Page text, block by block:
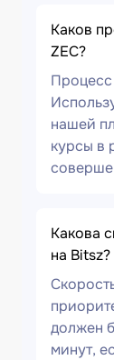
Каков
ZEC?
Процесс
нашей
курсы в
Какова
на Bitsz?
должен
минут,